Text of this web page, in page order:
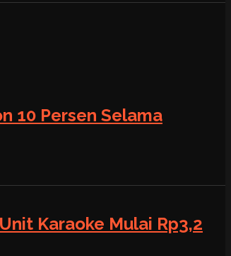
10 Persen Selama
Karaoke Mulai Rp3,2